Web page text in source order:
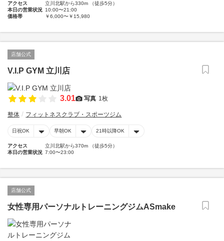
アクセス
立川北駅から330m （徒歩5分）
本日の営業状況 10:00〜21:00
価格帯
￥6,000〜￥15,980
店舗公式
V.I.P GYM 立川店
3.01 写真 1枚
整体 フィットネスクラブ・スポーツジム
日祝OK 早朝OK 21時以降OK
アクセス
立川北駅から370m （徒歩5分）
本日の営業状況 7:00〜23:00
店舗公式
女性専用パーソナルトレーニングジムASmake